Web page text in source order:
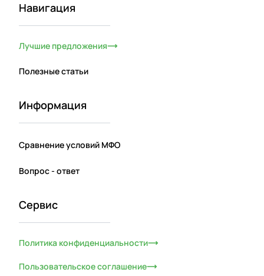
Навигация
Лучшие предложения
Полезные статьи
Информация
Сравнение условий МФО
Вопрос - ответ
Сервис
Политика конфиденциальности
Пользовательское соглашение